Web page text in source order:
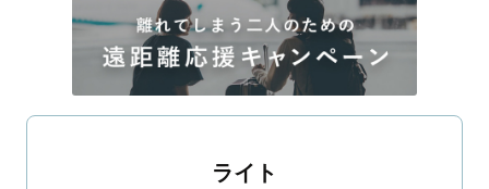
丁寧なレタッチで思い出を美しく仕上げます
撮影後は、独自の編集技術で写真の明るさや色合いを丁寧に調
整。自然な雰囲気を残しつつも、おしゃれで洗練された仕上がり
に。きっと「こんな写真を撮ってほしかった！」と思える一枚に
出会えます。まずは、ラブグラフの
ライト